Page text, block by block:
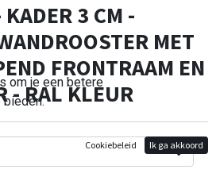
3 CM -
MET
FRONTRAAM EN
- RAL KLEUR
om je een betere
bieden.
Cookiebeleid Ik ga akkoord